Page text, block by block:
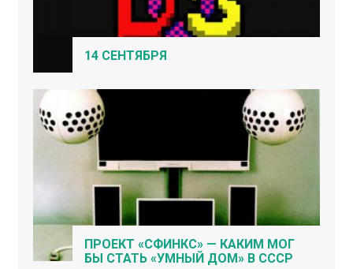
14 СЕНТЯБРЯ
ПРОЕКТ «СФИНКС» — КАКИМ МОГ
БЫ СТАТЬ «УМНЫЙ ДОМ» В СССР